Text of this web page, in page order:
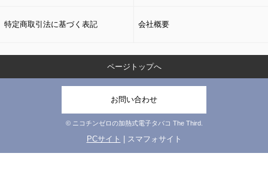
特定商取引法に基づく表記 会社概要
ページトップへ
お問い合わせ
© ニコチンゼロの加熱式電子タバコ The Third.
PCサイト | スマフォサイト